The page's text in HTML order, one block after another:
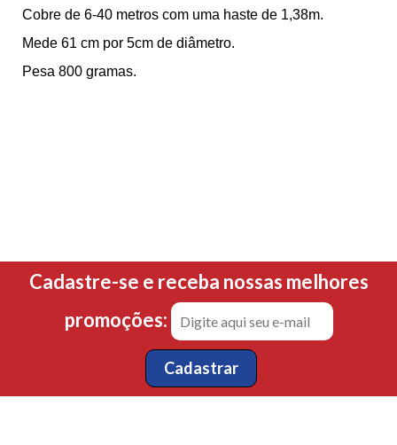
Cobre de 6-40 metros com uma haste de 1,38m.
Mede 61 cm por 5cm de diâmetro.
Pesa 800 gramas.
Cadastre-se e receba nossas melhores
promoções: